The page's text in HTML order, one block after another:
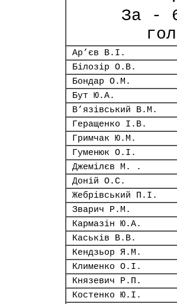
За -
Ар’єв В.І.
Білозір О.В.
Бондар О.М.
Бут Ю.А.
В’язівський В.М.
Геращенко І.В.
Гримчак Ю.М.
Гуменюк О.І.
Джемілєв М. .
Доній О.С.
Жебрівський П.І.
Зварич Р.М.
Кармазін Ю.А.
Каськів В.В.
Кендзьор Я.М.
Клименко О.І.
Князевич Р.П.
Костенко Ю.І.